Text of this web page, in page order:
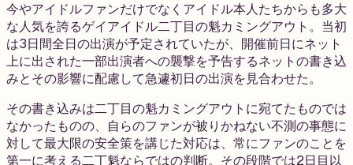
今やアイドルファンだけでなくアイドル本人たちからも多大
な人気を誇るゲイアイドル二丁目の魁カミングアウト。当初
は3日間全日の出演が予定されていたが、開催前日にネット
上に出された一部出演者への襲撃を予告するネットの書き込
みとその影響に配慮して急遽初日の出演を見合わせた。
その書き込みは二丁目の魁カミングアウトに宛てたものでは
なかったものの、自らのファンが被りかねない不測の事態に
対して最大限の安全策を講じた対応は、常にファンのことを
第一に考える二丁魁ならではの判断。その段階では2日目以